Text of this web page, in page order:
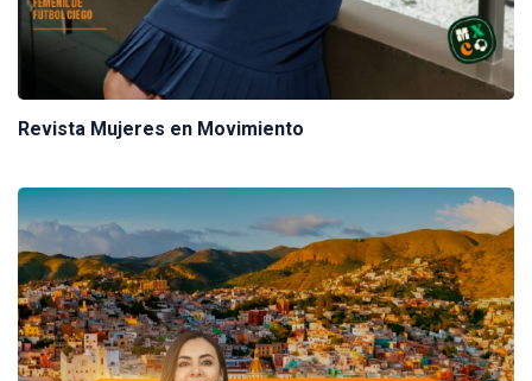
Revista Mujeres en Movimiento